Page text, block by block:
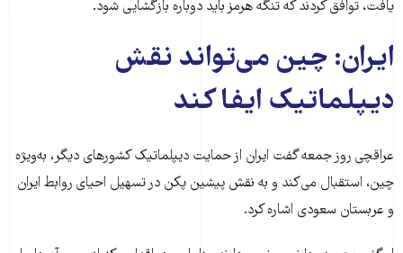
یافت، توافق کردند که تنگه هرمز باید دوباره بازگشایی شود.
ایران: چین می‌تواند نقش
دیپلماتیک ایفا کند
عراقچی روز جمعه گفت ایران از حمایت دیپلماتیک کشورهای دیگر، به‌ویژه
چین، استقبال می‌کند و به نقش پیشین پکن در تسهیل احیای روابط ایران
و عربستان سعودی اشاره کرد.